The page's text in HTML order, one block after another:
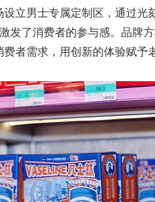
设立男士专属定制区，通过
发了消费者的参与感。品牌
费者需求，用创新的体验赋予